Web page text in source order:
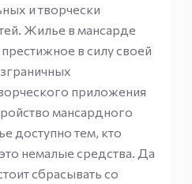
и творчески
Жилье в мансарде
в силу своей
приложения
мансардного
доступно тем, кто
немалые средства. Да
сбрасывать со